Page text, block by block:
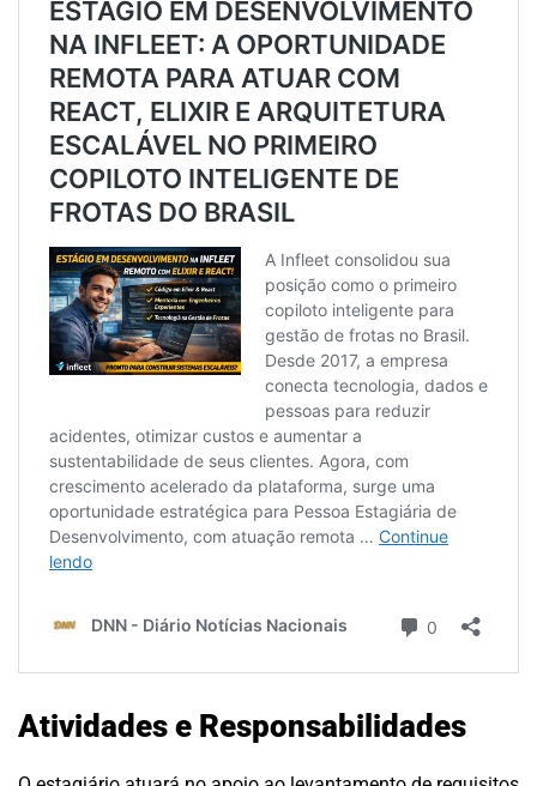
Atividades e Responsabilidades